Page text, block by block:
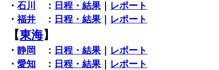
・石川 ： 日程・結果
レポート
・福井 ： 日程・結果 レポート
【東海】
・静岡 ： 日程・結果
レポート
・愛知 ： 日程・結果
レポート